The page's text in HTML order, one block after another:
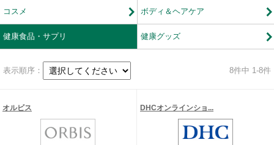
コスメ ボディ＆ヘアケア
健康食品・サプリ 健康グッズ
表示順序： 8件中 1-8件
オルビス DHCオンラインショ...